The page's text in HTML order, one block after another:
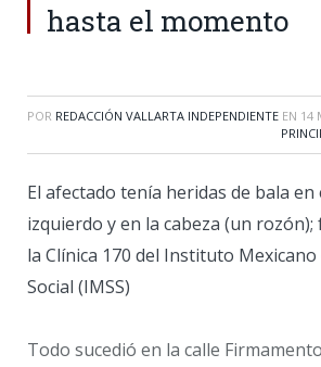
hasta el momento
POR REDACCIÓN VALLARTA INDEPENDIENTE EN 14
El afectado tenía heridas de bala en
izquierdo y en la cabeza (un
la Clínica 170 del Instituto
Social (IMSS)
Todo sucedió en la calle